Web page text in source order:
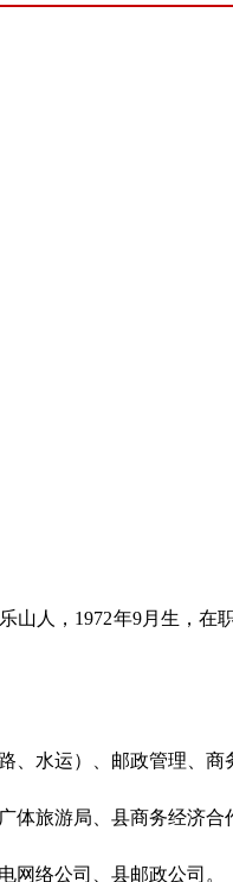
山人，1972年9月生，在
、水运）、邮政管理、
体旅游局、县商务经济合
网络公司、县邮政公司。